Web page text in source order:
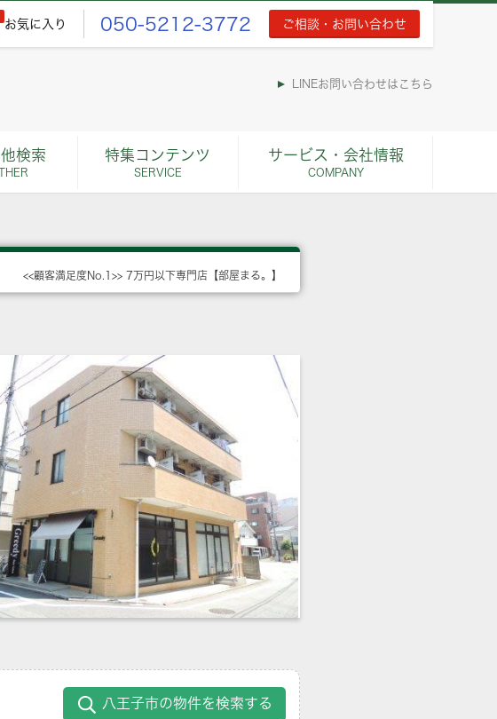
お気に入り 050-5212-3772 ご相談・お問い合わせ
LINEお問い合わせはこちら
検索 特集コンテンツ
SERVICE
サービス・会社情報
COMPANY
<<顧客満足度No.1>> 7万円以下専門店【部屋まる。】
八王子市の物件を検索する